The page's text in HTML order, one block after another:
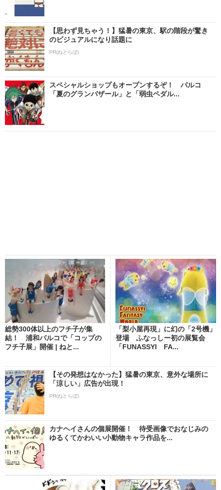
【思わず見ちゃう！】猛暑の東京、駅の階段が驚き
のビジュアルになり話題に
PR(ねとらぼ)
スペシャルショップもオープンするぞ！ パルコ
「夏のグランバザール」と「弱虫ペダル...
総勢300体以上のフチ子が集
結！ 浦和パルコで「コップの
フチ子展」開催 | ねと...
「梨小屋再現」に幻の「2号機」
登場 ふなっしー初の展覧会
「FUNASSYI FA...
【その発想はなかった】猛暑の東京、意外な場所に
「涼しい」広告が出現！
PR(ねとらぼ)
カナヘイさんの個展開催！ 待受画像でおなじみの
ゆるくてかわいい小動物キャラ作品を...